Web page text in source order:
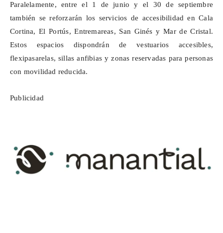
Paralelamente, entre el 1 de junio y el 30 de septiembre
también se reforzarán los servicios de accesibilidad en Cala
Cortina, ElPortús,Entremareas, San Ginés y Mar de Cristal.
Estos espacios dispondrán de vestuarios accesibles,
flexipasarelas, sillas anfibias y zonas reservadas para personas
con movilidad reducida.
Publicidad